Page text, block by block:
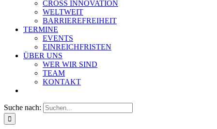
CROSS INNOVATION
WELTWEIT
BARRIEREFREIHEIT
TERMINE
EVENTS
EINREICHFRISTEN
ÜBER UNS
WER WIR SIND
TEAM
KONTAKT
Suche nach: